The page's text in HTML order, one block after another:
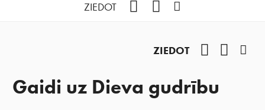
ZIEDOT FacebookYouTube
ZIEDOT Facebook
Gaidi uz Dieva gudrību